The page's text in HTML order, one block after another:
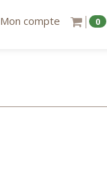
Mon compte 0